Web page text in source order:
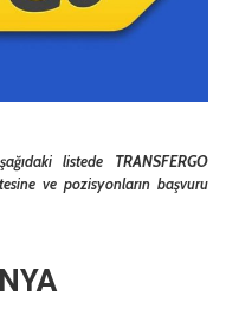
listede TRANSFERGO
ve pozisyonların başvuru